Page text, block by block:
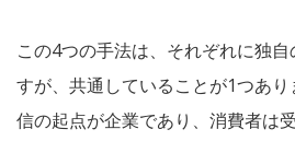
この4つの手法は、それぞれに独
すが、共通していることが1つあ
信の起点が企業であり、消費者は